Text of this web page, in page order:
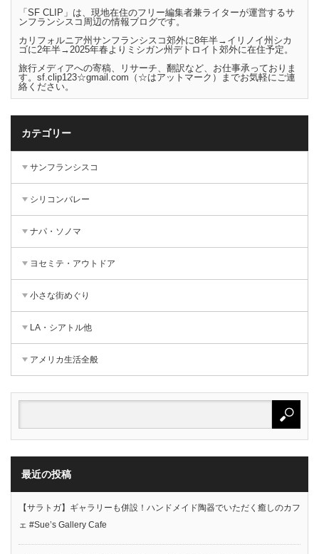
「SF CLIP」は、現地在住のフリー編集者兼ライターが運営するサ
ンフランシスコ周辺の情報ブログです。
カリフォルニア州サンフランシスコ郊外に8年半→イリノイ州シカ
ゴに2年半→2025年春よりミシガン州デトロイト郊外に在住予定。
旅行メディアへの寄稿、リサーチ、翻訳など、お仕事承っておりま
す。sf.clip123☆gmail.com（☆はアットマーク）までお気軽にご連
絡ください。
カテゴリー
サンフランシスコ
シリコンバレー
ナパ・ソノマ
ヨセミテ・アウトドア
小さな街めぐり
LA・シアトル他
アメリカ生活全般
最近の投稿
【サラトガ】ギャラリーも併設！ハンドメイド陶器でいただく癒しのカフ
ェ #Sue’s Gallery Cafe